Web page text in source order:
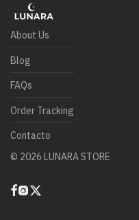
About Us
Blog
FAQs
Order Tracking
Contacto
© 2026 LUNARA STORE